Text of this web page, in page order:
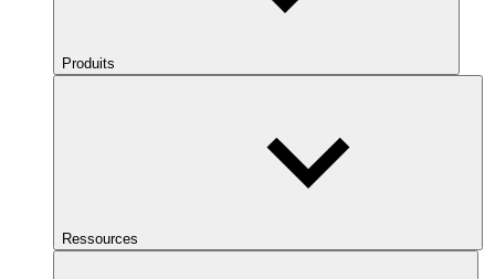
Produits
Ressources